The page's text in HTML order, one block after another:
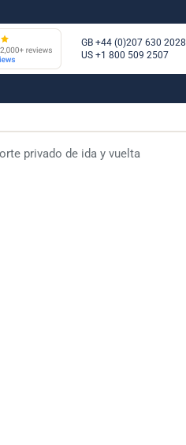
GB +44 (0)207 630 2028
US +1 800 509 2507
privado de ida y vuelta